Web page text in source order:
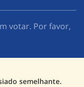
votar. Por favor,
semelhante.